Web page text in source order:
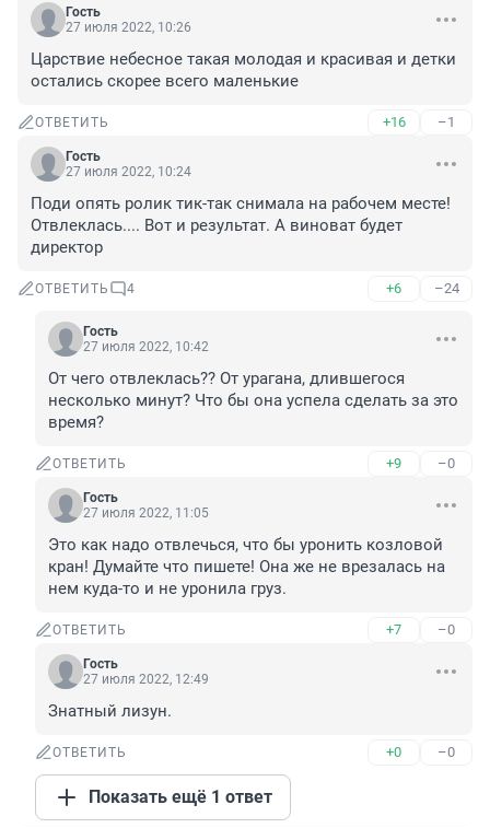
Гость
27 июля 2022, 10:26
Царствие небесное такая молодая и красивая и детки
остались скорее всего маленькие
ОТВЕТИТЬ +16 –1
Гость
27 июля 2022, 10:24
Поди опять ролик тик-так снимала на рабочем месте!
Отвлеклась.... Вот и результат. А виноват будет
директор
ОТВЕТИТЬ 4 +6 –24
Гость
27 июля 2022, 10:42
От чего отвлеклась?? От урагана, длившегося
несколько минут? Что бы она успела сделать за это
время?
ОТВЕТИТЬ +9 –0
Гость
27 июля 2022, 11:05
Это как надо отвлечься, что бы уронить козловой
кран! Думайте что пишете! Она же не врезалась на
нем куда-то и не уронила груз.
ОТВЕТИТЬ +7 –0
Гость
27 июля 2022, 12:49
Знатный лизун.
ОТВЕТИТЬ +0 –0
Показать ещё 1 ответ